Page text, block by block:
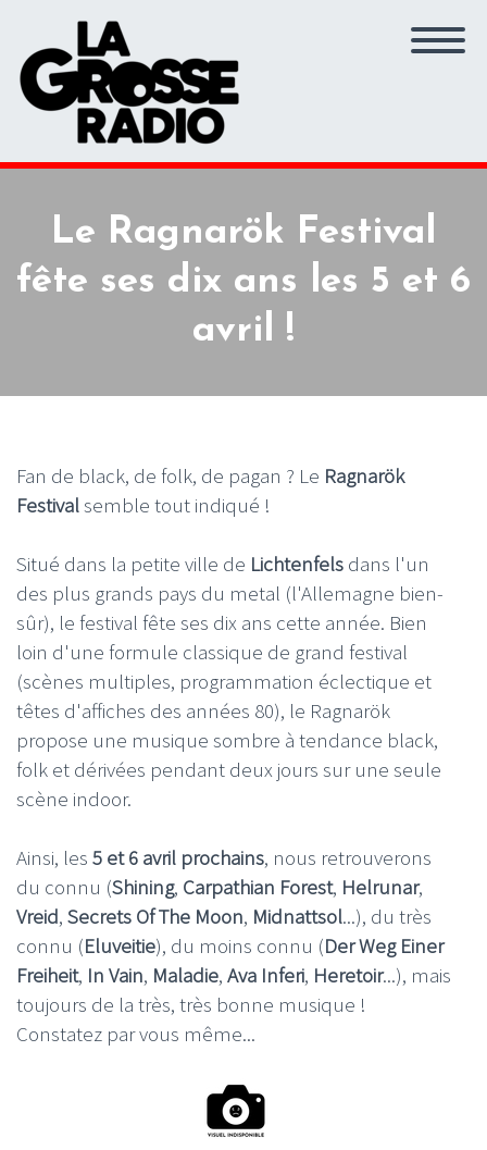
Le Ragnarök Festival
fête ses dix ans les 5 et 6
avril !
Fan de black, de folk, de pagan ? Le Ragnarök
Festivalsemble tout indiqué !
Situé dans la petite ville de Lichtenfels dans l'un
des plus grands pays du metal (l'Allemagne bien-
sûr), le festival fête ses dix ans cette année. Bien
loin d'une formule classique de grand festival
(scènes multiples, programmation éclectique et
têtes d'affiches des années 80), le Ragnarök
propose une musique sombre à tendance black,
folk et dérivées pendant deux jours sur une seule
scène indoor.
Ainsi, les 5 et 6 avril prochains, nous retrouverons
du connu (Shining, Carpathian Forest, Helrunar,
Vreid, Secrets Of The Moon, Midnattsol...), du très
connu (Eluveitie), du moins connu (Der Weg Einer
Freiheit, In Vain, Maladie, Ava Inferi, Heretoir...), mais
toujours de la très, très bonne musique !
Constatez par vous même...